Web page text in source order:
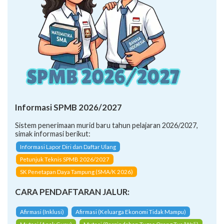
Informasi SPMB 2026/2027
Sistem penerimaan murid baru tahun pelajaran 2026/2027,
simak informasi berikut:
Informasi Lapor Diri dan Daftar Ulang
Petunjuk Teknis SPMB 2026/2027
SK Penetapan Daya Tampung (SMA/K 2026)
CARA PENDAFTARAN JALUR:
Afirmasi (Inklusi)
Afirmasi (Keluarga Ekonomi Tidak Mampu)